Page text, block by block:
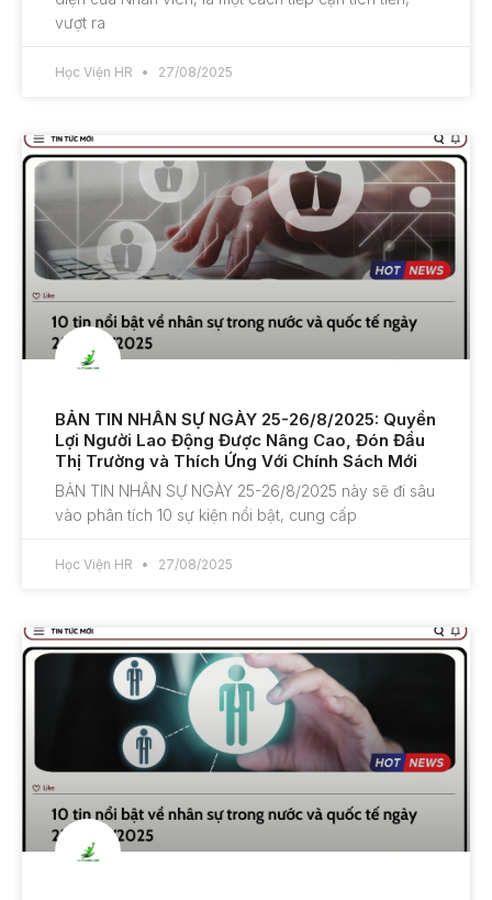
vượt ra
Học Viện HR 27/08/2025
BẢN TIN NHÂN SỰ NGÀY 25-26/8/2025: Quyền
Lợi Người Lao Động Được Nâng Cao, Đón Đầu
Thị Trường và Thích Ứng Với Chính Sách Mới
BẢN TIN NHÂN SỰ NGÀY 25-26/8/2025 này sẽ đi sâu
vào phân tích 10 sự kiện nổi bật, cung cấp
Học Viện HR 27/08/2025